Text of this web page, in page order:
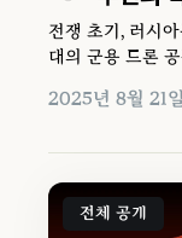
전쟁 초기, 러시
대의 군용 드론
2025년 8월 21일
전체 공개